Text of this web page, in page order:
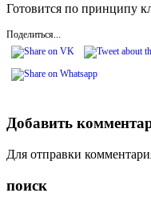
Готовится по принципу
Поделиться...
Добавить
Для отправки
поиск